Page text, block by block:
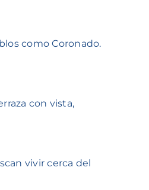
como Coronado.
con vista,
vivir cerca del